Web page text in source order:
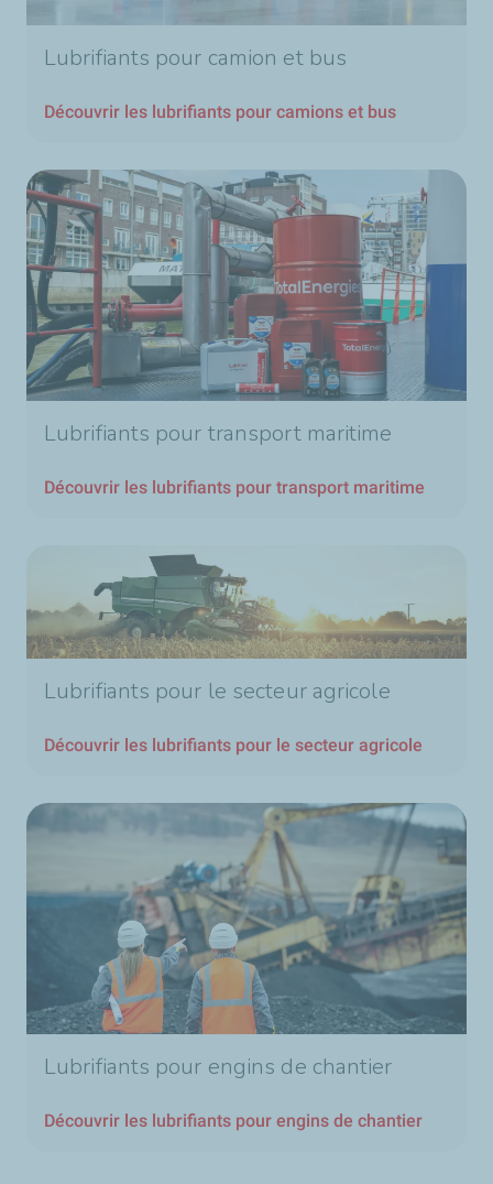
Lubrifiants pour camion et bus
Découvrir les lubrifiants pour camions et bus
Lubrifiants pour transport maritime
Découvrir les lubrifiants pour transport maritime
Lubrifiants pour le secteur agricole
Découvrir les lubrifiants pour le secteur agricole
Lubrifiants pour engins de chantier
Découvrir les lubrifiants pour engins de chantier